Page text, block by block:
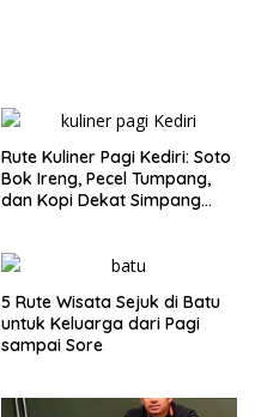
Rute Kuliner Pagi Kediri: Soto
Bok Ireng, Pecel Tumpang,
dan Kopi Dekat Simpang
5 Rute Wisata Sejuk di Batu
untuk Keluarga dari Pagi
sampai Sore